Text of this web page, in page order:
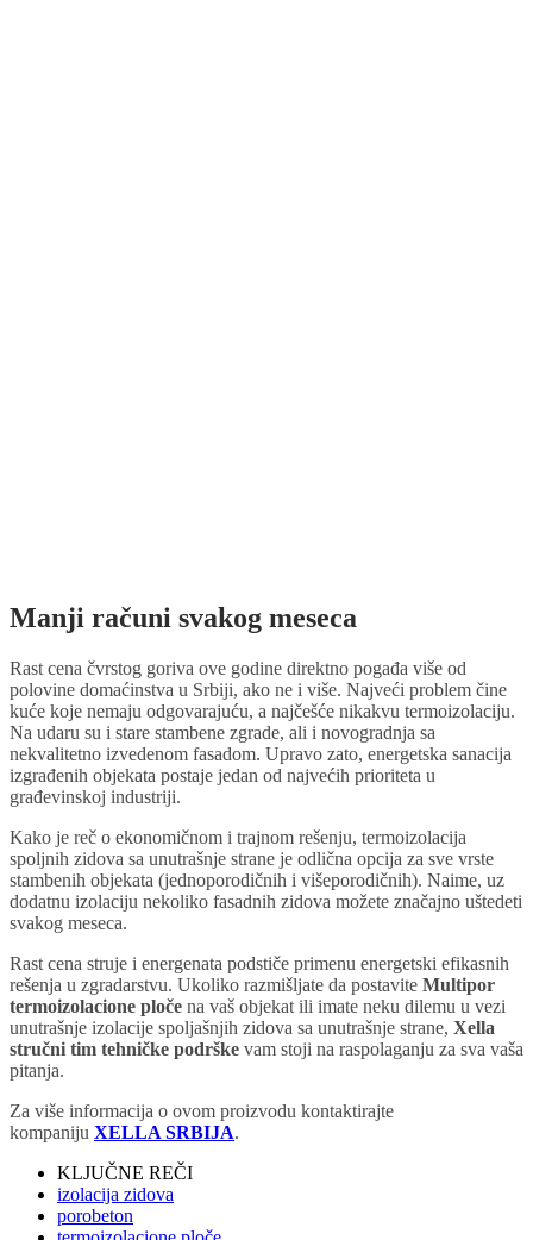
Manji računi svakog meseca
Rast cena čvrstog goriva ove godine direktno pogađa više od
polovine domaćinstva u Srbiji, ako ne i više. Najveći problem čine
kuće koje nemaju odgovarajuću, a najčešće nikakvu termoizolaciju.
Na udaru su i stare stambene zgrade, ali i novogradnja sa
nekvalitetno izvedenom fasadom. Upravo zato, energetska sanacija
izgrađenih objekata postaje jedan od najvećih prioriteta u
građevinskoj industriji.
Kako je reč o ekonomičnom i trajnom rešenju, termoizolacija
spoljnih zidova sa unutrašnje strane je odlična opcija za sve vrste
stambenih objekata (jednoporodičnih i višeporodičnih). Naime, uz
dodatnu izolaciju nekoliko fasadnih zidova možete značajno uštedeti
svakog meseca.
Rast cena struje i energenata podstiče primenu energetski efikasnih
rešenja u zgradarstvu. Ukoliko razmišljate da postavite Multipor
termoizolacione ploče na vaš objekat ili imate neku dilemu u vezi
unutrašnje izolacije spoljašnjih zidova sa unutrašnje strane, Xella
stručni tim tehničke podrške vam stoji na raspolaganju za sva vaša
pitanja.
Za više informacija o ovom proizvodu kontaktirajte
kompaniju XELLA SRBIJA.
KLJUČNE REČI
izolacija zidova
porobeton